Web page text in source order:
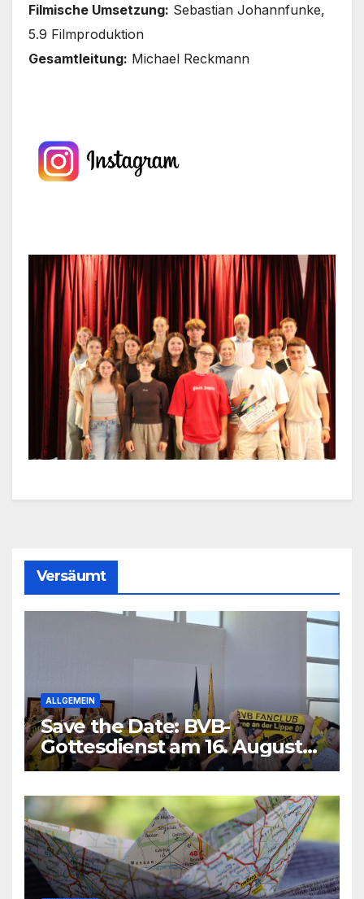
Fil­mi­sche Umset­zung: Sebas­ti­an Johann­fun­ke,
5.9 Film­pro­duk­ti­on
Gesamt­lei­tung: Micha­el Reck­mann
Versäumt
ALLGEMEIN
Save the Date: BVB-
Gottesdienst am 16. August
2026